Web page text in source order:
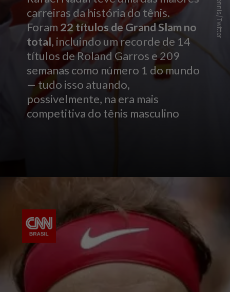
carreiras da história do tênis.
Foram 22 títulos de Grand Slam no
total, incluindo um recorde de 14
títulos de Roland Garros e 209
semanas como número 1 do mundo
— tudo isso atuando,
possivelmente, na era mais
competitiva do tênis masculino